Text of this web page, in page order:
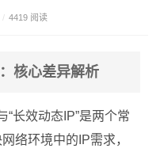
/ 4419 阅读
核心差异解析
“长效动态IP”是两个常
络环境中的IP需求，